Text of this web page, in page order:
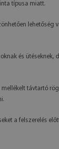
típusa miatt.
lehetőség
és ütéseknek,
mellékelt távtartó
a felszerelés